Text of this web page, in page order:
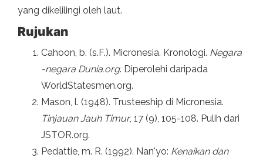
yang dikelilingi oleh laut.
Rujukan
Cahoon, b. (s.F.). Micronesia. Kronologi. Negara
-negara Dunia.org. Diperolehi daripada
WorldStatesmen.org.
Mason, l. (1948). Trusteeship di Micronesia.
Tinjauan Jauh Timur, 17 (9), 105-108. Pulih dari
JSTOR.org.
Pedattie, m. R. (1992). Nan'yo: Kenaikan dan